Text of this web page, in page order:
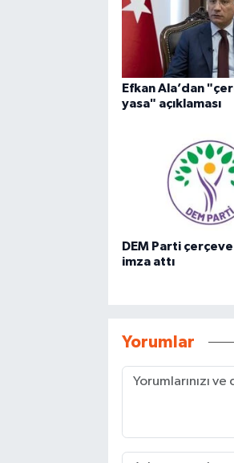
Efkan Ala’dan
yasa" açıklaması
DEM Parti
imza attı
Yorumlar